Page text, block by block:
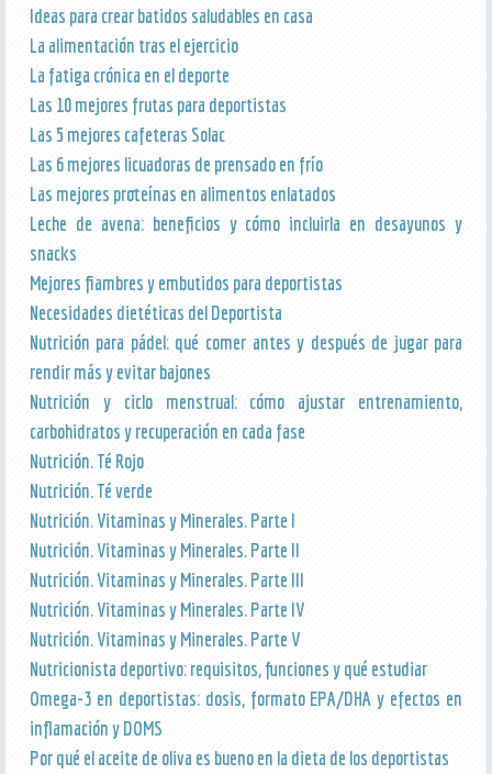
Ideas para crear batidos saludables en casa
La alimentación tras el ejercicio
La fatiga crónica en el deporte
Las 10 mejores frutas para deportistas
Las 5 mejores cafeteras Solac
Las 6 mejores licuadoras de prensado en frío
Las mejores proteínas en alimentos enlatados
Leche de avena: beneficios y cómo incluirla en desayunos y
snacks
Mejores fiambres y embutidos para deportistas
Necesidades dietéticas del Deportista
Nutrición para pádel: qué comer antes y después de jugar para
rendir más y evitar bajones
Nutrición y ciclo menstrual: cómo ajustar entrenamiento,
carbohidratos y recuperación en cada fase
Nutrición. Té Rojo
Nutrición. Té verde
Nutrición. Vitaminas y Minerales. Parte I
Nutrición. Vitaminas y Minerales. Parte II
Nutrición. Vitaminas y Minerales. Parte III
Nutrición. Vitaminas y Minerales. Parte IV
Nutrición. Vitaminas y Minerales. Parte V
Nutricionista deportivo: requisitos, funciones y qué estudiar
Omega-3 en deportistas: dosis, formato EPA/DHA y efectos en
inflamación y DOMS
Por qué el aceite de oliva es bueno en la dieta de los deportistas